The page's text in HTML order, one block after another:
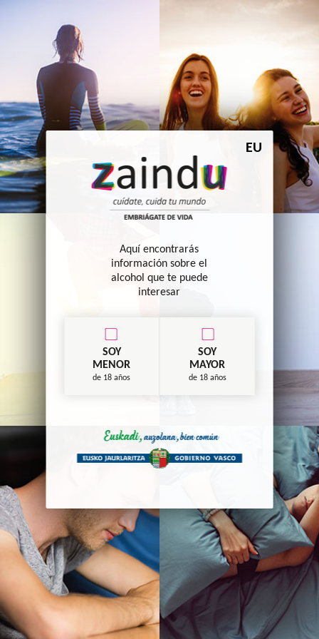
EU
Zaindu. Cuídate, Cuida
tu mundo. Embriágate
de vida
Aquí encontrarás
información sobre el
alcohol que te puede
interesar
SOY
MENOR
de 18 años
SOY
MAYOR
de 18 años